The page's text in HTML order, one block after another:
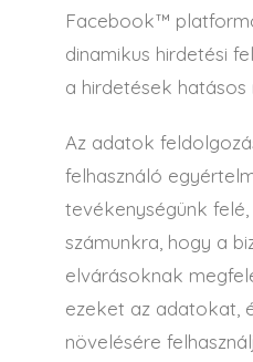
Facebook™
dinamikus hirdetési
a hirdetések
Az adatok
felhasználó
tevékenységünk
számunkra, hogy a
elvárásoknak
ezeket az adatokat,
növelésére